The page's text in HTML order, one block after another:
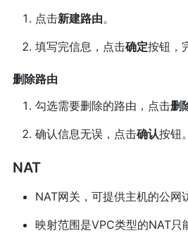
点击新建路由。
填写完信息，点击确定按钮，
删除路由
勾选需要删除的路由，点击删
确认信息无误，点击确认按钮。
NAT
NAT网关，可提供主机的公网
映射范围是VPC类型的NAT只